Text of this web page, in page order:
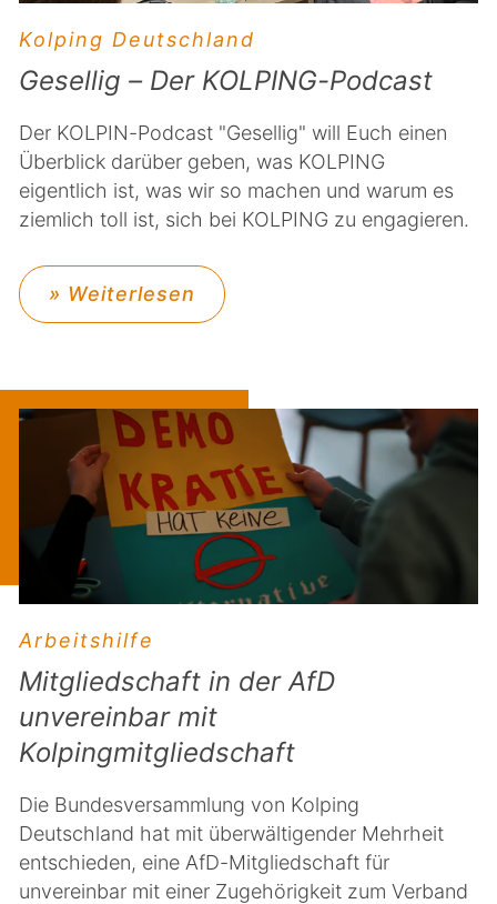
Kolping Deutschland
Gesellig – Der KOLPING-Podcast
Der KOLPIN-Podcast "Gesellig" will Euch einen
Überblick darüber geben, was KOLPING
eigentlich ist, was wir so machen und warum es
ziemlich toll ist, sich bei KOLPING zu engagieren.
» Weiterlesen
Arbeitshilfe
Mitgliedschaft in der AfD
unvereinbar mit
Kolpingmitgliedschaft
Die Bundesversammlung von Kolping
Deutschland hat mit überwältigender Mehrheit
entschieden, eine AfD-Mitgliedschaft für
unvereinbar mit einer Zugehörigkeit zum Verband